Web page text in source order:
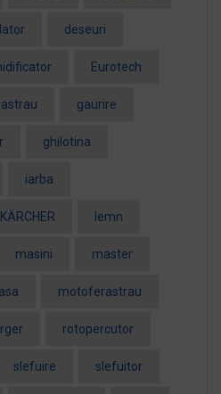
deseuri
Eurotech
gaurire
ghilotina
iarba
KÄRCHER lemn
masini master
motoferastrau
rotopercutor
slefuire slefuitor